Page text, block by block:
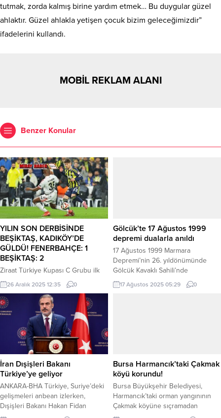
tutmak, zorda kalmış birine yardım etmek… Bu duygular güzel
ahlaktır. Güzel ahlakla yetişen çocuk bizim geleceğimizdir”
ifadelerini kullandı.
MOBİL REKLAM ALANI
Benzer Konular
YILIN SON DERBİSİNDE
BEŞİKTAŞ, KADIKÖY’DE
GÜLDÜ! FENERBAHÇE: 1
BEŞİKTAŞ: 2
Ziraat Türkiye Kupası C Grubu ilk
maçında, ezeli rakipler Fenerbahçe
ve Beşiktaş karşı karşıya geldi. Yılın
son derbisi, vasat bir mücadeleye
sahne oldu ve siyah-beyazlılar,
90+1. dakikada gelen golle 2-1’lik
galibiyetle sahadan ayrıldı.
Beşiktaş, deplasmanda
Fenerbahçe’yi yenerek kupaya
güçlü bir başlangıç yaptı. Maçın
hikayesi, tam bir derbi klasiği gibi
değildi:...
26 Aralık 2025 12:35 0
Gölcük’te 17 Ağustos 1999
depremi dualarla anıldı
17 Ağustos 1999 Marmara
Depremi’nin 26. yıldönümünde
Gölcük Kavaklı Sahili’nde
düzenlenen anma töreninde,
deprem şehitleri için dualar edildi.
(İGFA) – Türkiye’nin en büyük
felaketlerinden biri...
17 Ağustos 2025 05:29 0
İran Dışişleri Bakanı
Türkiye’ye geliyor
ANKARA-BHA Türkiye, Suriye’deki
gelişmeleri anbean izlerken,
Dışişleri Bakanı Hakan Fidan
diplomatik temaslarını sürdürüyor.
Bursa Harmancık’taki Çakmak
köyü korundu!
Bursa Büyükşehir Belediyesi,
Harmancık’taki orman yangınının
Çakmak köyüne sıçramadan
durdurulduğunu, tahliye